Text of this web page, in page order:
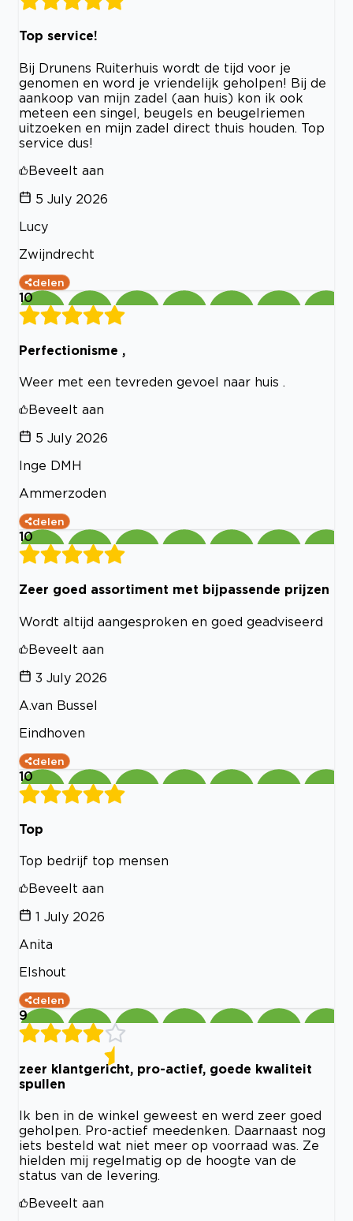
Top service!
Bij Drunens Ruiterhuis wordt de tijd voor je
genomen en word je vriendelijk geholpen! Bij de
aankoop van mijn zadel (aan huis) kon ik ook
meteen een singel, beugels en beugelriemen
uitzoeken en mijn zadel direct thuis houden. Top
service dus!
Beveelt aan
5 July 2026
Lucy
Zwijndrecht
delen
10
Perfectionisme ,
Weer met een tevreden gevoel naar huis .
Beveelt aan
5 July 2026
Inge DMH
Ammerzoden
delen
10
Zeer goed assortiment met bijpassende prijzen
Wordt altijd aangesproken en goed geadviseerd
Beveelt aan
3 July 2026
A.van Bussel
Eindhoven
delen
10
Top
Top bedrijf top mensen
Beveelt aan
1 July 2026
Anita
Elshout
delen
9
zeer klantgericht, pro-actief, goede kwaliteit
spullen
Ik ben in de winkel geweest en werd zeer goed
geholpen. Pro-actief meedenken. Daarnaast nog
iets besteld wat niet meer op voorraad was. Ze
hielden mij regelmatig op de hoogte van de
status van de levering.
Beveelt aan